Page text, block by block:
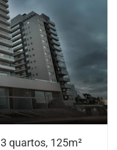
quartos, 125m²